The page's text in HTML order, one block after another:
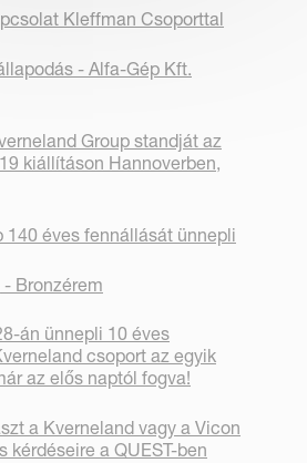
Kleffman Csoporttal
- Alfa-Gép Kft.
Group standját az
kiállításon Hannoverben,
140 éves fennállását ünnepli
Bronzérem
án ünnepli 10 éves
csoport az egyik
az elős naptól fogva!
a Kverneland vagy a Vicon
kérdéseire a QUEST-ben